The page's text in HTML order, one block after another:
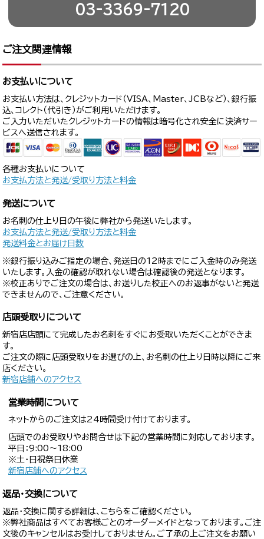
03-3369-7120
ご注文関連情報
お支払いについて
お支払い方法は、クレジットカード（VISA、Master、JCBなど）、銀行振
込、コレクト（代引き）がご利用いただけます。
ご入力いただいたクレジットカードの情報は暗号化され安全に決済サー
ビスへ送信されます。
各種お支払いについて
お支払方法と発送/受取り方法と料金
発送について
お名刺の仕上り日の午後に弊社から発送いたします。
お支払方法と発送/受取り方法と料金
発送料金とお届け日数
※銀行振り込みご指定の場合、発送日の12時までにご入金時のみ発送
いたします。入金の確認が取れない場合は確認後の発送となります。
※校正ありでご注文の場合は、お送りした校正へのお返事がないと発送
できませんので、ご注意ください。
店頭受取りについて
新宿店店頭にて完成したお名刺をすぐにお受取いただくことができま
す。
ご注文の際に店頭受取りをお選びの上、お名刺の仕上り日時以降にご来
店ください。
新宿店舗へのアクセス
営業時間について
ネットからのご注文は24時間受け付けております。
店頭でのお受取りやお問合せは下記の営業時間に対応しております。
平日：9:00〜18:00
※土・日祝祭日休業
新宿店舗へのアクセス
返品・交換について
返品・交換に関する詳細は、こちらをご確認ください。
※弊社商品はすべてお客様ごとのオーダーメイドとなっております。ご注
文後のキャンセルはお受けしておりません。ご了承の上ご注文をお願い